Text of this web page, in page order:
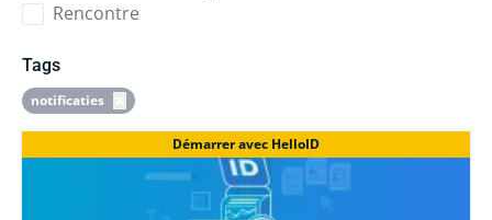
Rencontre
Tags
notificaties
Démarrer avec HelloID